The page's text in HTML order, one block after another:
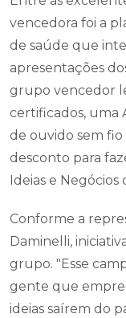
vencedora foi a
de saúde que
apresentações
grupo vencedor
certificados, uma
de ouvido sem fio
desconto para
Ideias e Negócios
Conforme a
Daminelli,
grupo. "Esse
gente que
ideias saírem do